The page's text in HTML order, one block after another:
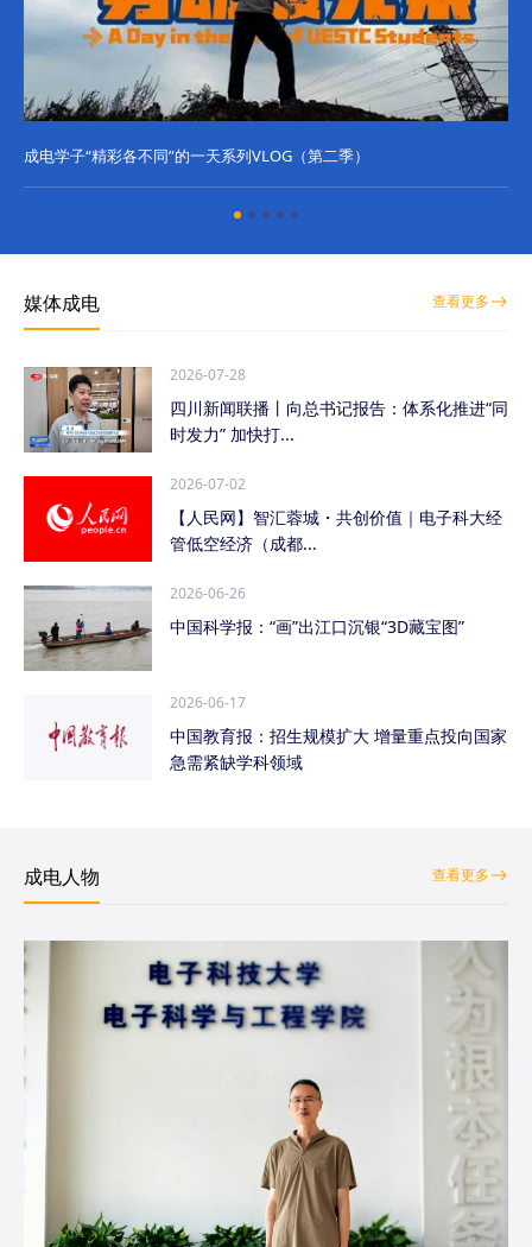
成电学子“精彩各不同”的一天系列VLOG（第二季）
媒体成电 查看更多
2026-07-28
四川新闻联播丨向总书记报告：体系化推进“同
时发力” 加快打...
2026-07-02
【人民网】智汇蓉城・共创价值｜电子科大经
管低空经济（成都...
2026-06-26
中国科学报：“画”出江口沉银“3D藏宝图”
2026-06-17
中国教育报：招生规模扩大 增量重点投向国家
急需紧缺学科领域
成电人物 查看更多